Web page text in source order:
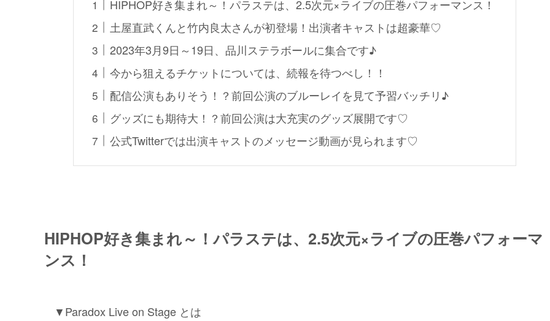
HIPHOP好き集まれ～！パラステは、2.5次元×ライブの圧巻パフォーマンス！
土屋直武くんと竹内良太さんが初登場！出演者キャストは超豪華♡
2023年3月9日～19日、品川ステラボールに集合です♪
今から狙えるチケットについては、続報を待つべし！！
配信公演もありそう！？前回公演のブルーレイを見て予習バッチリ♪
グッズにも期待大！？前回公演は大充実のグッズ展開です♡
公式Twitterでは出演キャストのメッセージ動画が見られます♡
HIPHOP好き集まれ～！パラステは、2.5次元×ライブの圧巻パフォーマ
ンス！
▼Paradox Live on Stage とは